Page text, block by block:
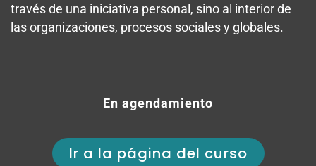
través de una iniciativa personal, sino al interior de
las organizaciones, procesos sociales y globales.
En agendamiento
Ir a la página del curso